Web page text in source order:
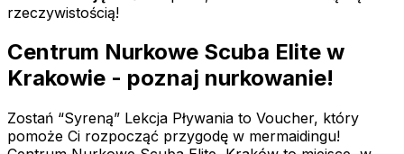
rzeczywistością!
Centrum Nurkowe Scuba Elite w
Krakowie - poznaj nurkowanie!
Zostań “Syreną” Lekcja Pływania to Voucher, który
pomoże Ci rozpocząć przygodę w mermaidingu!